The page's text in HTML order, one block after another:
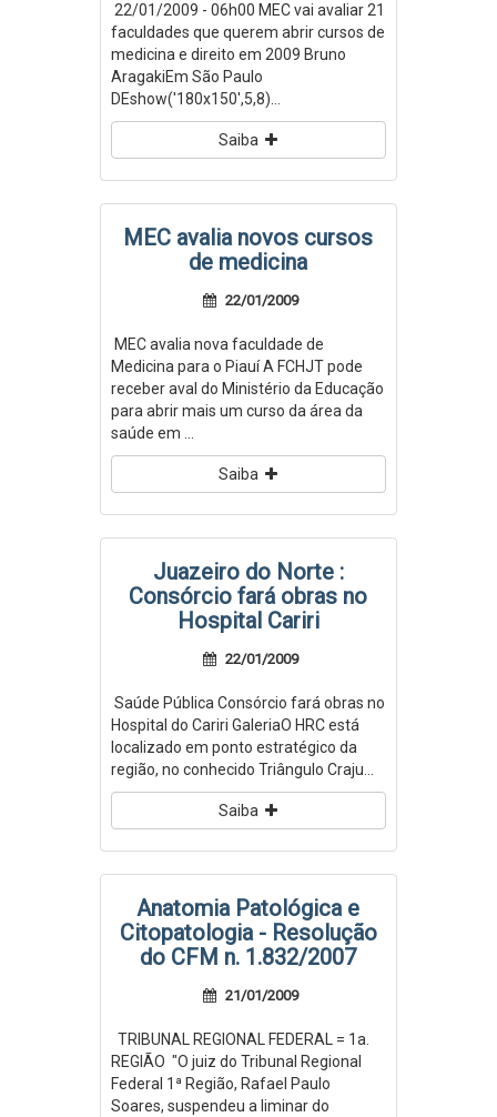
22/01/2009 - 06h00 MEC vai avaliar 21
faculdades que querem abrir cursos de
medicina e direito em 2009 Bruno
AragakiEm São Paulo
DEshow('180x150',5,8)...
Saiba
MEC avalia novos cursos
de medicina
22/01/2009
MEC avalia nova faculdade de
Medicina para o Piauí A FCHJT pode
receber aval do Ministério da Educação
para abrir mais um curso da área da
saúde em ...
Saiba
Juazeiro do Norte :
Consórcio fará obras no
Hospital Cariri
22/01/2009
Saúde Pública Consórcio fará obras no
Hospital do Cariri GaleriaO HRC está
localizado em ponto estratégico da
região, no conhecido Triângulo Craju...
Saiba
Anatomia Patológica e
Citopatologia - Resolução
do CFM n. 1.832/2007
21/01/2009
TRIBUNAL REGIONAL FEDERAL = 1a.
REGIÃO "O juiz do Tribunal Regional
Federal 1ª Região, Rafael Paulo
Soares, suspendeu a liminar do